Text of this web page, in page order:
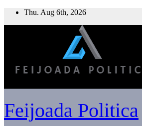
Skip
Thu. Aug 6th, 2026
Feijoada Politica